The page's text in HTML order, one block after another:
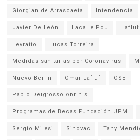
Giorgian de Arrascaeta Intendencia
Javier De León Lacalle Pou Lafluf
Levratto Lucas Torreira
Medidas sanitarias por Coronavirus
Nuevo Berlin Omar Lafluf OSE
Pablo Delgrosso Abrinis
Programas de Becas Fundación UPM
Sergio Milesi Sinovac Tany